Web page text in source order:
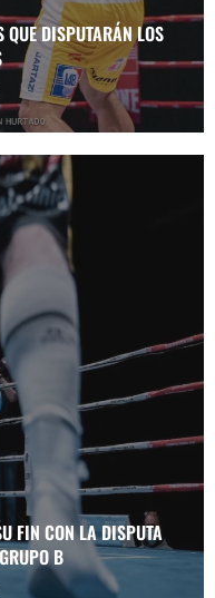
QUE DISPUTARÁN LOS
FIN CON LA DISPUTA
B